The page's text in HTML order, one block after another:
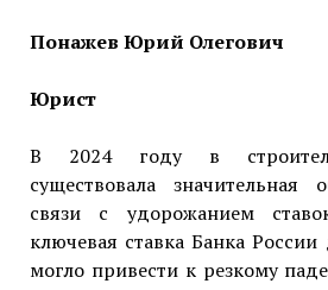
Понажев Юрий Олегович
Юрист
В 2024 году в
существовала значительная
связи с удорожанием
ключевая ставка Банка России
могло привести к резкому